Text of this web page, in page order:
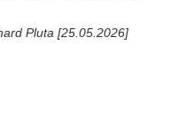
Pluta [25.05.2026]